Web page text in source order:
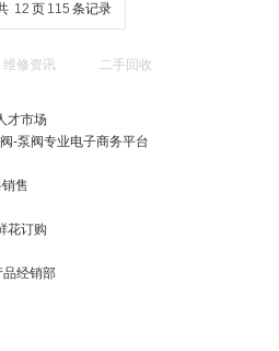
12 页 115 条记录
维修资讯 二手回收
才市场
-泵阀专业电子商务平台
售
花订购
经销部